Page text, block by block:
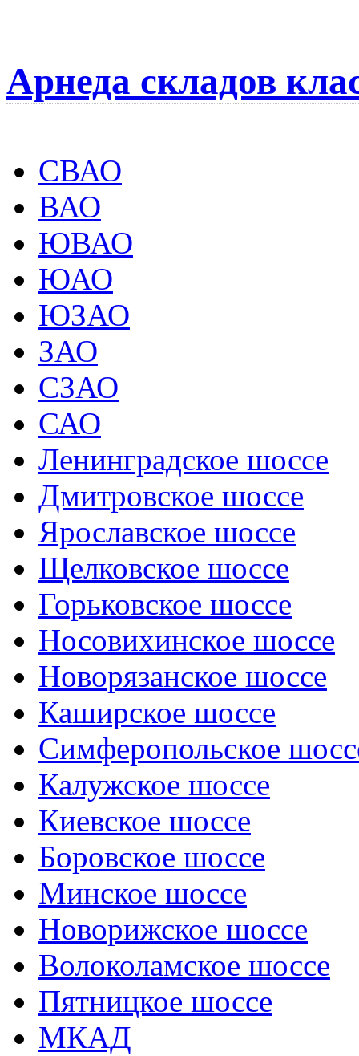
Арнеда складов
СВАО
ВАО
ЮВАО
ЮАО
ЮЗАО
ЗАО
СЗАО
САО
Ленинградское шоссе
Дмитровское шоссе
Ярославское шоссе
Щелковское шоссе
Горьковское шоссе
Носовихинское шоссе
Новорязанское шоссе
Каширское шоссе
Симферопольское
Калужское шоссе
Киевское шоссе
Боровское шоссе
Минское шоссе
Новорижское шоссе
Волоколамское шоссе
Пятницкое шоссе
МКАД